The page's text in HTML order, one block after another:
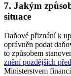
7. Jakým
situace
Daňové přiznání k
oprávněn podat
to způsobem
znění pozdějších
Ministerstvem